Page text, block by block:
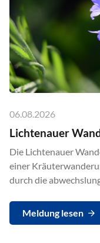
06.08.2026
Lichtenauer
Die Lichtenauer
einer
durch die
Meldung lesen